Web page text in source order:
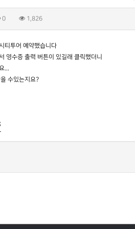
0 1,826
티투어 예약했습니다
영수증 출력 버튼이 있길래 클릭했더니
...
수있는지요?